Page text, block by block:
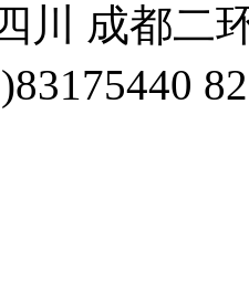
川 成都二